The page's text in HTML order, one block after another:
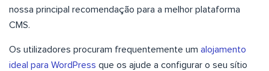
nossa principal recomendação para a melhor plataforma
CMS.
Os utilizadores procuram frequentemente um alojamento
ideal para WordPress que os ajude a configurar o seu sítio